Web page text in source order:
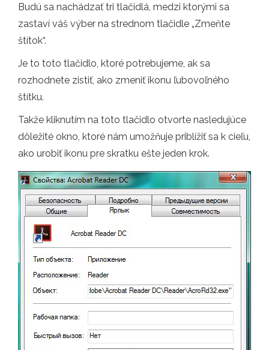
Budú sa nachádzať tri tlačidlá, medzi ktorými sa
zastaví váš výber na strednom tlačidle „Zmeňte
štítok“.
Je to toto tlačidlo, ktoré potrebujeme, ak sa
rozhodnete zistiť, ako zmeniť ikonu ľubovoľného
štítku.
Takže kliknutím na toto tlačidlo otvorte nasledujúce
dôležité okno, ktoré nám umožňuje priblížiť sa k cieľu,
ako urobiť ikonu pre skratku ešte jeden krok.